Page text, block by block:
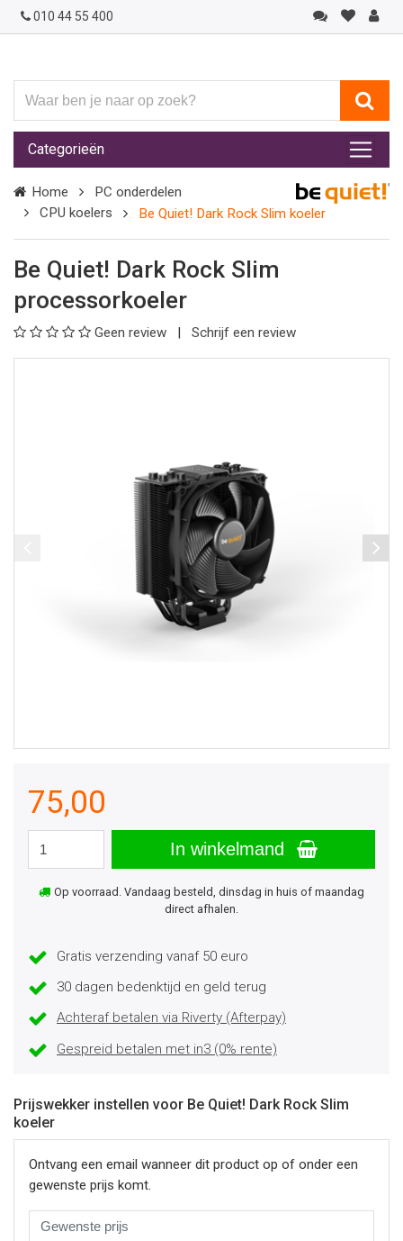
010 44 55 400
ben
je
naar
op
zoek?
Categorieën
Home
PC onderdelen
CPU koelers
Be Quiet! Dark Rock Slim koeler
Be Quiet! Dark Rock Slim
processorkoeler
Geen review Schrijf een review
75,00
In winkelmand
Op voorraad. Vandaag besteld, dinsdag in huis of maandag
direct afhalen.
Gratis verzending vanaf 50 euro
30 dagen bedenktijd en geld terug
Achteraf betalen via Riverty (Afterpay)
Gespreid betalen met in3 (0% rente)
Prijswekker instellen voor Be Quiet! Dark Rock Slim
koeler
Ontvang een email wanneer dit product op of onder een
gewenste prijs komt.